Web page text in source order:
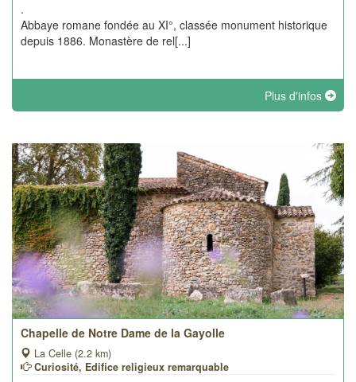
.
Abbaye romane fondée au XI°, classée monument historique
depuis 1886. Monastère de rel[...]
Plus d'infos
Chapelle de Notre Dame de la Gayolle
La Celle (2.2 km)
Curiosité, Edifice religieux remarquable